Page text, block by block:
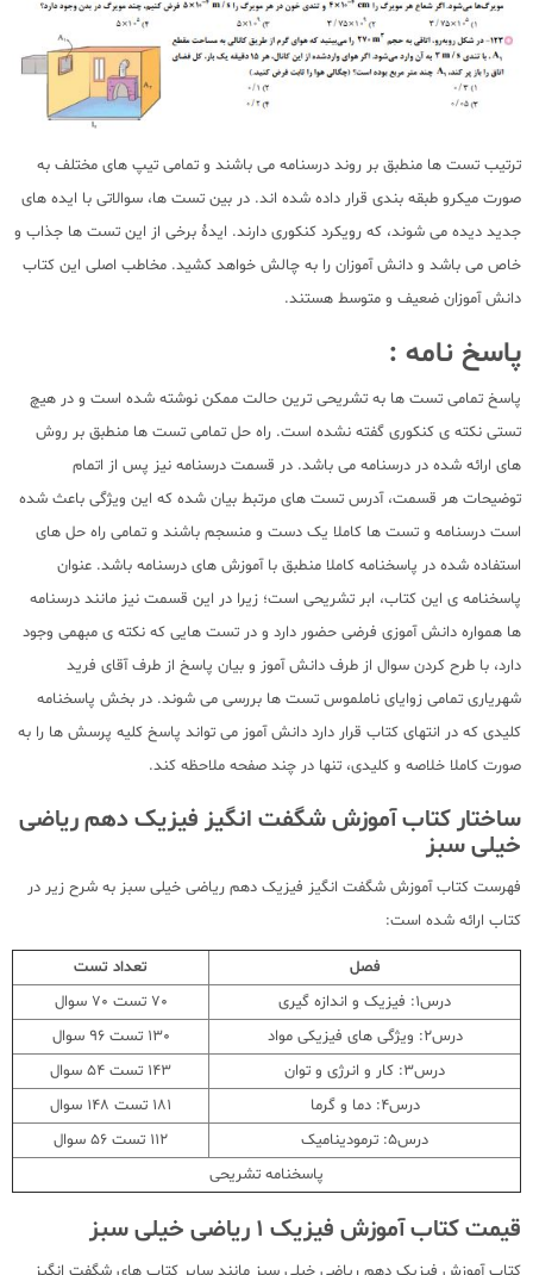
ترتیب تست ها منطبق بر روند درسنامه می باشند و تمامی تیپ های مختلف به
صورت میکرو طبقه بندی قرار داده شده اند. در بین تست ها، سوالاتی با ایده های
جدید دیده می شوند، که رویکرد کنکوری دارند. ایدۀ برخی از این تست ها جذاب و
خاص می باشد و دانش آموزان را به چالش خواهد کشید. مخاطب اصلی این کتاب
دانش آموزان ضعیف و متوسط هستند.
پاسخ نامه :
پاسخ تمامی تست ها به تشریحی ترین حالت ممکن نوشته شده است و در هیچ
تستی نکته ی کنکوری گفته نشده است. راه حل تمامی تست ها منطبق بر روش
های ارائه شده در درسنامه می باشد. در قسمت درسنامه نیز پس از اتمام
توضیحات هر قسمت، آدرس تست های مرتبط بیان شده که این ویژگی باعث شده
است درسنامه و تست ها کاملا یک دست و منسجم باشند و تمامی راه حل های
استفاده شده در پاسخنامه کاملا منطبق با آموزش های درسنامه باشد. عنوان
پاسخنامه ی این کتاب، ابر تشریحی است؛ زیرا در این قسمت نیز مانند درسنامه
ها همواره دانش آموزی فرضی حضور دارد و در تست هایی که نکته ی مبهمی وجود
دارد، با طرح کردن سوال از طرف دانش آموز و بیان پاسخ از طرف آقای فرید
شهریاری تمامی زوایای ناملموس تست ها بررسی می شوند. در بخش پاسخنامه
کلیدی که در انتهای کتاب قرار دارد دانش آموز می تواند پاسخ کلیه پرسش ها را به
صورت کاملا خلاصه و کلیدی، تنها در چند صفحه ملاحظه کند.
ساختار کتاب آموزش شگفت انگیز فیزیک دهم ریاضی
خیلی سبز
فهرست کتاب آموزش شگفت انگیز فیزیک دهم ریاضی خیلی سبز به شرح زیر در
کتاب ارائه شده است:
فصل
تعداد تست
درس1: فیزیک و اندازه گیری
70 تست 70 سوال
درس2: ویژگی های فیزیکی مواد
130 تست 96 سوال
درس3: کار و انرژی و توان
143 تست 54 سوال
درس4: دما و گرما
181 تست 148 سوال
درس5: ترمودینامیک
112 تست 56 سوال
پاسخنامه تشریحی
قیمت کتاب آموزش فیزیک 1 ریاضی خیلی سبز